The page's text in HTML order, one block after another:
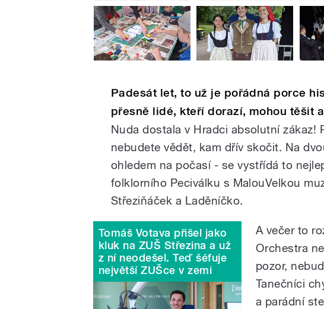
Padesát let, to už je pořádná porce
přesně lidé, kteří dorazí, mohou těšit
Nuda dostala v Hradci absolutní zákaz!
nebudete vědět, kam dřív skočit. Na
ohledem na počasí - se vystřídá to
folklorního Peciválku s MalouVelkou
Střeziňáček a Laděníčko.
Tomáš Votava přišel jako
kluk na ZUŠ Střezina a už
z ní neodešel. Teď šéfuje
největší ZUŠce v zemi
A večer to
Orchestra
pozor,
Tanečníci
a parádní